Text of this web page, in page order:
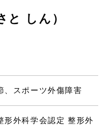
と しん）
、スポーツ外傷障害
形外科学会認定 整形外